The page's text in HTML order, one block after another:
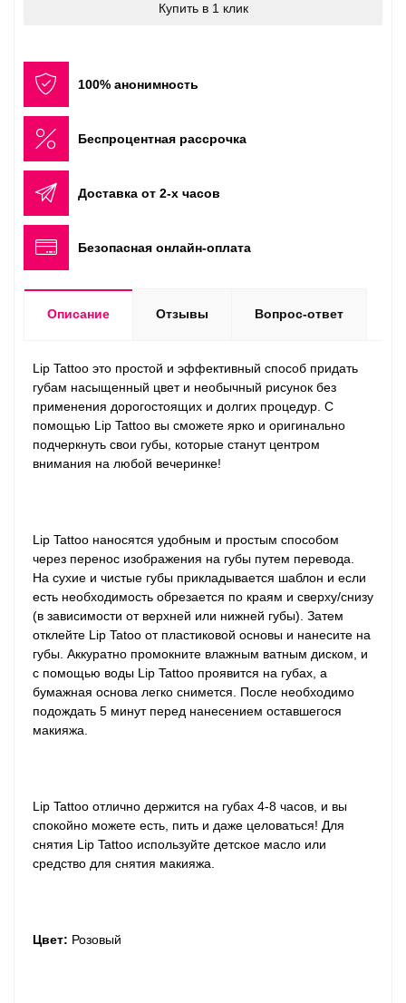
Купить в 1 клик
100% анонимность
Беспроцентная рассрочка
Доставка от 2-х часов
Безопасная онлайн-оплата
Описание Отзывы Вопрос-ответ
Lip Tattoo это простой и эффективный способ придать
губам насыщенный цвет и необычный рисунок без
применения дорогостоящих и долгих процедур. С
помощью Lip Tattoo вы сможете ярко и оригинально
подчеркнуть свои губы, которые станут центром
внимания на любой вечеринке!
Lip Tattoo наносятся удобным и простым способом
через перенос изображения на губы путем перевода.
На сухие и чистые губы прикладывается шаблон и если
есть необходимость обрезается по краям и сверху/снизу
(в зависимости от верхней или нижней губы). Затем
отклейте Lip Tatoo от пластиковой основы и нанесите на
губы. Аккуратно промокните влажным ватным диском, и
с помощью воды Lip Tattoo проявится на губах, а
бумажная основа легко снимется. После необходимо
подождать 5 минут перед нанесением оставшегося
макияжа.
Lip Tattoo отлично держится на губах 4-8 часов, и вы
спокойно можете есть, пить и даже целоваться! Для
снятия Lip Tattoo используйте детское масло или
средство для снятия макияжа.
Цвет: Розовый